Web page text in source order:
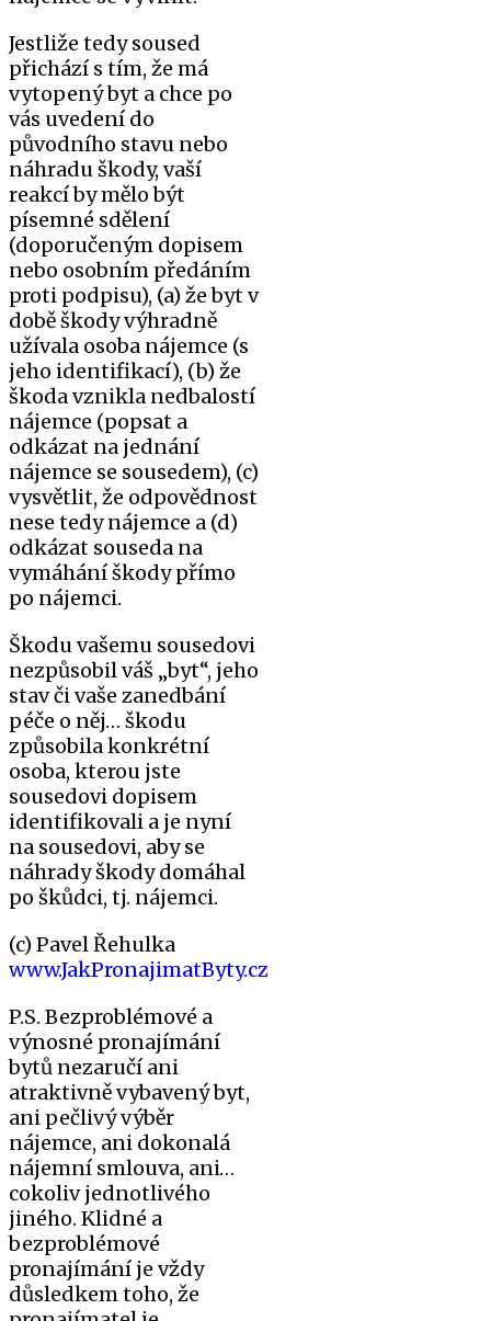
Jestliže tedy soused
přichází s tím, že má
vytopený byt a chce po
vás uvedení do
původního stavu nebo
náhradu škody, vaší
reakcí by mělo být
písemné sdělení
(doporučeným dopisem
nebo osobním předáním
proti podpisu), (a) že byt v
době škody výhradně
užívala osoba nájemce (s
jeho identifikací), (b) že
škoda vznikla nedbalostí
nájemce (popsat a
odkázat na jednání
nájemce se sousedem), (c)
vysvětlit, že odpovědnost
nese tedy nájemce a (d)
odkázat souseda na
vymáhání škody přímo
po nájemci.
Škodu vašemu sousedovi
nezpůsobil váš „byt“, jeho
stav či vaše zanedbání
péče o něj… škodu
způsobila konkrétní
osoba, kterou jste
sousedovi dopisem
identifikovali a je nyní
na sousedovi, aby se
náhrady škody domáhal
po škůdci, tj. nájemci.
(c) Pavel Řehulka
www.JakPronajimatByty.cz
P.S. Bezproblémové a
výnosné pronajímání
bytů nezaručí ani
atraktivně vybavený byt,
ani pečlivý výběr
nájemce, ani dokonalá
nájemní smlouva, ani…
cokoliv jednotlivého
jiného. Klidné a
bezproblémové
pronajímání je vždy
důsledkem toho, že